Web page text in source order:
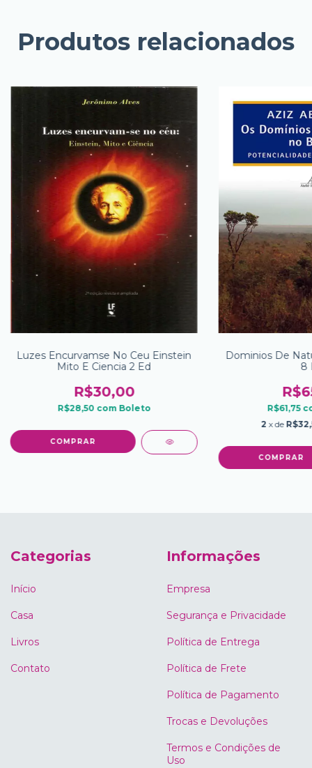
Produtos relacionados
Luzes Encurvamse No Ceu Einstein
Mito E Ciencia 2 Ed
R$30,00
R$28,50 com Boleto
Dominios De
8
R$61,75
2 x de
Categorias
Início
Casa
Livros
Contato
Informações
Empresa
Segurança e Privacidade
Política de Entrega
Política de Frete
Política de Pagamento
Trocas e Devoluções
Termos e Condições de
Uso